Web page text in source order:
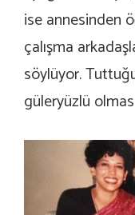
ise annesinden
çalışma
söylüyor.
güleryüzlü